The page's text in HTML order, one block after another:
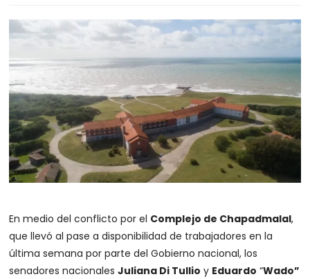
En medio del conflicto por el Complejo de Chapadmalal,
que llevó al pase a disponibilidad de trabajadores en la
última semana por parte del Gobierno nacional, los
senadores nacionalesJuliana Di Tullio y Eduardo “Wado”